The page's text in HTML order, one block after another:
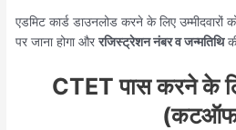
एडमिट कार्ड डाउनलोड करने के लिए
पर जाना होगा औररजिस्ट्रेशन नंबर व जन्मतिथि
CTET पास करने के